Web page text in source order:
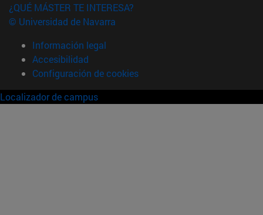
¿QUÉ MÁSTER TE INTERESA?
© Universidad de Navarra
Información legal
Accesibilidad
Configuración de cookies
Localizador de campus